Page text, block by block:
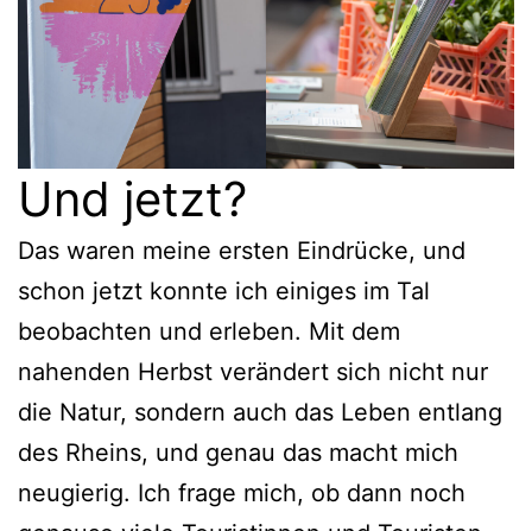
Und jetzt?
Das waren meine ersten Eindrücke, und
schon jetzt konnte ich einiges im Tal
beobachten und erleben. Mit dem
nahenden Herbst verändert sich nicht nur
die Natur, sondern auch das Leben entlang
des Rheins, und genau das macht mich
neugierig. Ich frage mich, ob dann noch